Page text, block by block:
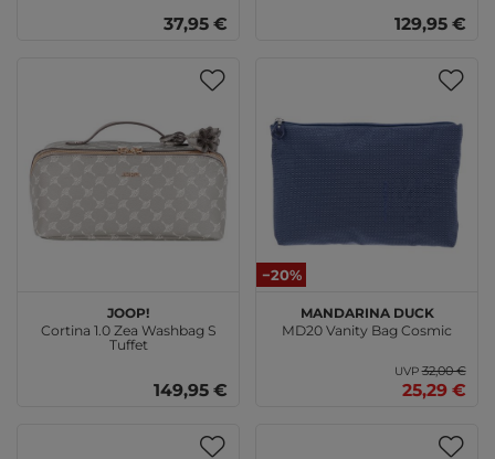
37,95 € 129,95 €
JOOP!
Cortina 1.0 Zea Washbag S
Tuffet
149,95 €
−20%
MANDARINA DUCK
MD20 Vanity Bag Cosmic
UVP32,00 €
25,29 €